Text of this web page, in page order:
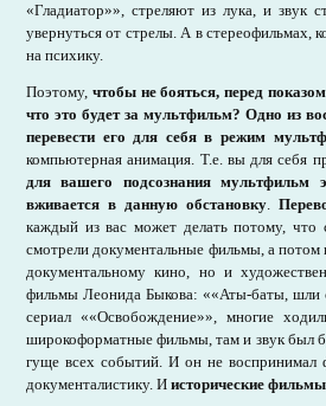
«Гладиатор»», стреляют из лука, и звук
увернуться от стрелы. А в стереофильмах,
на психику.
Поэтому, чтобы не бояться, перед
что это будет за мультфильм? Одно из
перевести его для себя в режим
компьютерная анимация. Т.е. вы для себя
для вашего подсознания мультфильм
вживается в данную обстановку.
каждый из вас может делать потому, что
смотрели документальные фильмы, а
документальному кино, но и
фильмы Леонида Быкова: ««Аты-баты, шли
сериал ««Освобождение»», многие
широкоформатные фильмы, там и звук был
гуще всех событий. И он не воспринимал
документалистику. И исторические